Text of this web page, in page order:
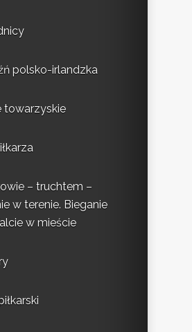
polsko-irlandzka
towarzyskie
– truchtem –
w terenie. Bieganie
w mieście